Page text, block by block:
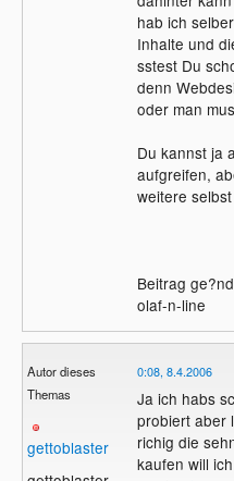
hab ich
Inhalte und
sstest Du
denn
oder man
Du kannst ja
aufgreifen,
weitere
Beitrag
olaf-n-line
Autor dieses
Themas
gettoblaster
0:08, 8.4.2006
Ja ich habs
probiert aber
richig die
kaufen will